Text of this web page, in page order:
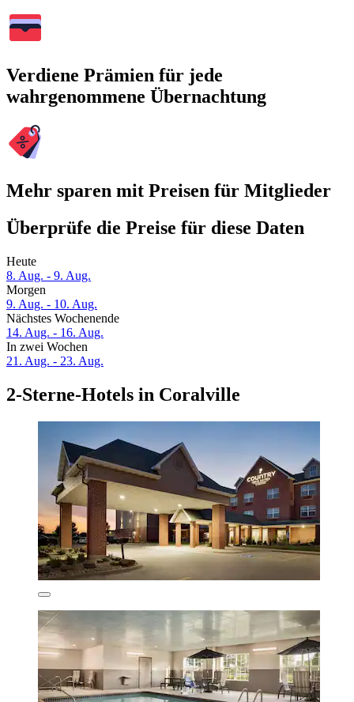
Verdiene Prämien für jede
wahrgenommene Übernachtung
Mehr sparen mit Preisen für Mitglieder
Überprüfe die Preise für diese Daten
Heute
8. Aug. - 9. Aug.
Morgen
9. Aug. - 10. Aug.
Nächstes Wochenende
14. Aug. - 16. Aug.
In zwei Wochen
21. Aug. - 23. Aug.
2-Sterne-Hotels in Coralville